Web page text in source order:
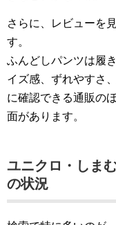
さらに、レビューを
す。
ふんどしパンツは履
イズ感、ずれやすさ
に確認できる通販の
面があります。
ユニクロ・しま
の状況